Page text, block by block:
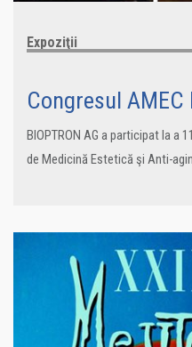
Expoziţii
Congresul
BIOPTRON AG a participat la a
de Medicină Estetică şi Anti-